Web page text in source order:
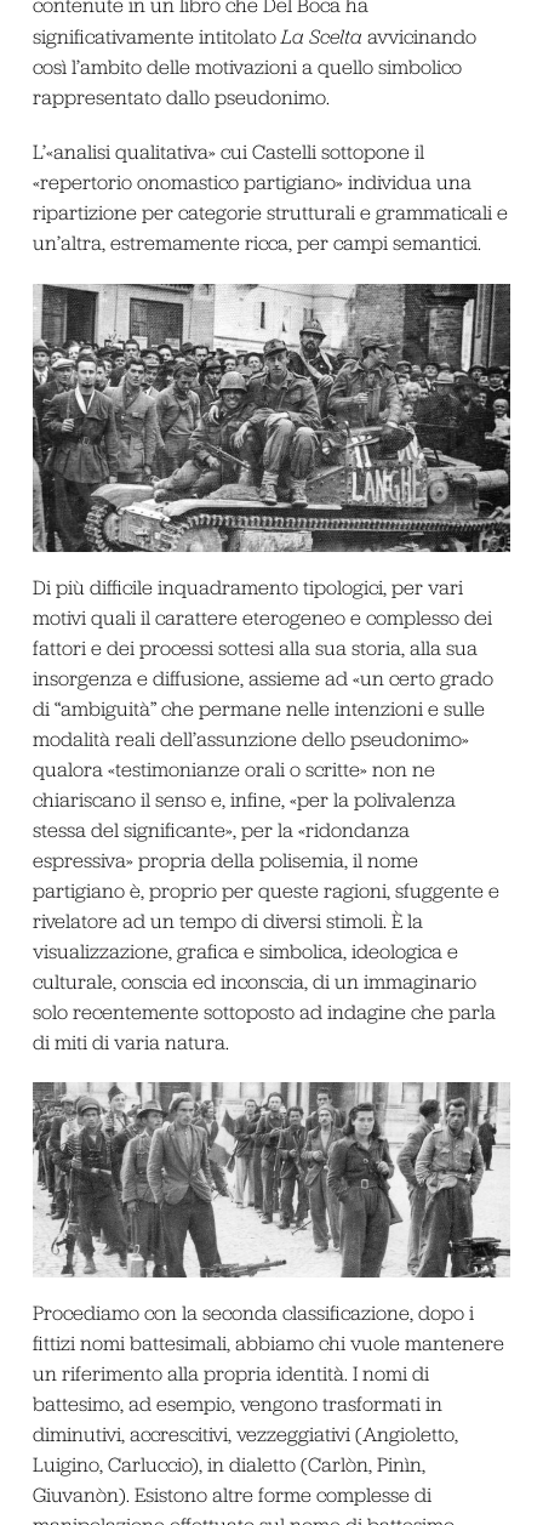
significativamente intitolato La Scelta avvicinando
così l’ambito delle motivazioni a quello simbolico
rappresentato dallo pseudonimo.
L’«analisi qualitativa» cui Castelli sottopone il
«repertorio onomastico partigiano» individua una
ripartizione per categorie strutturali e grammaticali e
un’altra, estremamente ricca, per campi semantici.
Di più difficile inquadramento tipologici, per vari
motivi quali il carattere eterogeneo e complesso dei
fattori e dei processi sottesi alla sua storia, alla sua
insorgenza e diffusione, assieme ad «un certo grado
di “ambiguità” che permane nelle intenzioni e sulle
modalità reali dell’assunzione dello pseudonimo»
qualora «testimonianze orali o scritte» non ne
chiariscano il senso e, infine, «per la polivalenza
stessa del significante», per la «ridondanza
espressiva» propria della polisemia, il nome
partigiano è, proprio per queste ragioni, sfuggente e
rivelatore ad un tempo di diversi stimoli. È la
visualizzazione, grafica e simbolica, ideologica e
culturale, conscia ed inconscia, di un immaginario
solo recentemente sottoposto ad indagine che parla
di miti di varia natura.
Procediamo con la seconda classificazione, dopo i
fittizi nomi battesimali, abbiamo chi vuole mantenere
un riferimento alla propria identità. I nomi di
battesimo, ad esempio, vengono trasformati in
diminutivi, accrescitivi, vezzeggiativi (Angioletto,
Luigino, Carluccio), in dialetto (Carlòn, Pinìn,
Giuvanòn). Esistono altre forme complesse di